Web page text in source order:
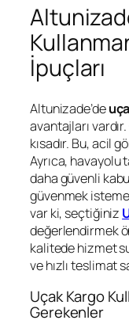
İpuçları
Altunizade’de
avantajları
kısadır. Bu, acil
Ayrıca, havayolu
daha güvenli
güvenmek
var ki, seçtiğiniz
değerlendirmek
kalitede hizmet
ve hızlı teslimat
Uçak Kargo
Gerekenler